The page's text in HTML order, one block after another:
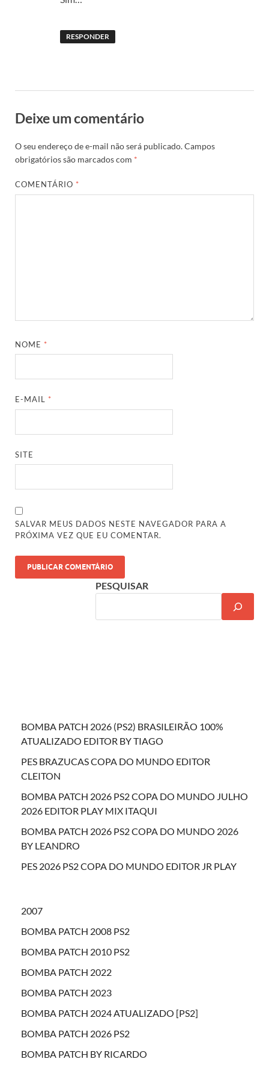
RESPONDER
Deixe um comentário
O seu endereço de e-mail não será publicado.Campos
obrigatórios são marcados com *
COMENTÁRIO *
NOME *
E-MAIL *
SITE
SALVAR MEUS DADOS NESTE NAVEGADOR PARA A
PRÓXIMA VEZ QUE EU COMENTAR.
PESQUISAR
BOMBA PATCH 2026 (PS2) BRASILEIRÃO 100%
ATUALIZADO EDITOR BY TIAGO
PES BRAZUCAS COPA DO MUNDO EDITOR
CLEITON
BOMBA PATCH 2026 PS2 COPA DO MUNDO JULHO
2026 EDITOR PLAY MIX ITAQUI
BOMBA PATCH 2026 PS2 COPA DO MUNDO 2026
BY LEANDRO
PES 2026 PS2 COPA DO MUNDO EDITOR JR PLAY
2007
BOMBA PATCH 2008 PS2
BOMBA PATCH 2010 PS2
BOMBA PATCH 2022
BOMBA PATCH 2023
BOMBA PATCH 2024 ATUALIZADO [PS2]
BOMBA PATCH 2026 PS2
BOMBA PATCH BY RICARDO